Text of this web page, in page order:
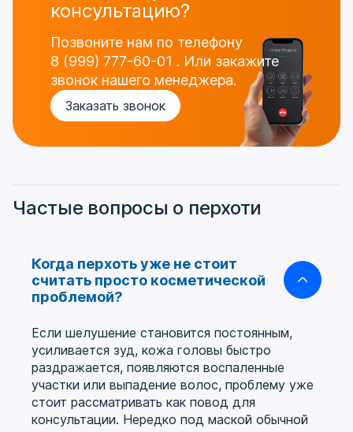
Заказать звонок
консультацию?
Позвоните нам по телефону
8 (999) 777-60-01 . Или закажите
звонок нашего менеджера.
Частые вопросы о перхоти
Когда перхоть уже не стоит
считать просто косметической
проблемой?
Если шелушение становится постоянным,
усиливается зуд, кожа головы быстро
раздражается, появляются воспаленные
участки или выпадение волос, проблему уже
стоит рассматривать как повод для
консультации. Нередко под маской обычной